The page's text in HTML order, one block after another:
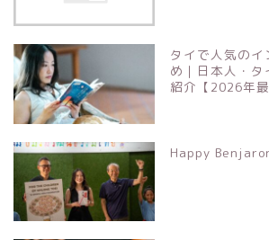
タイで人気のイ
め｜日本人・タ
紹介【2026年最
Happy